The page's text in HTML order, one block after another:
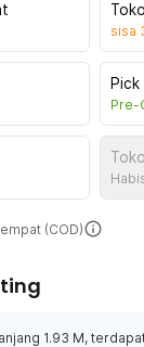
sisa
Pick
Pre-
(COD)
1.93 M,